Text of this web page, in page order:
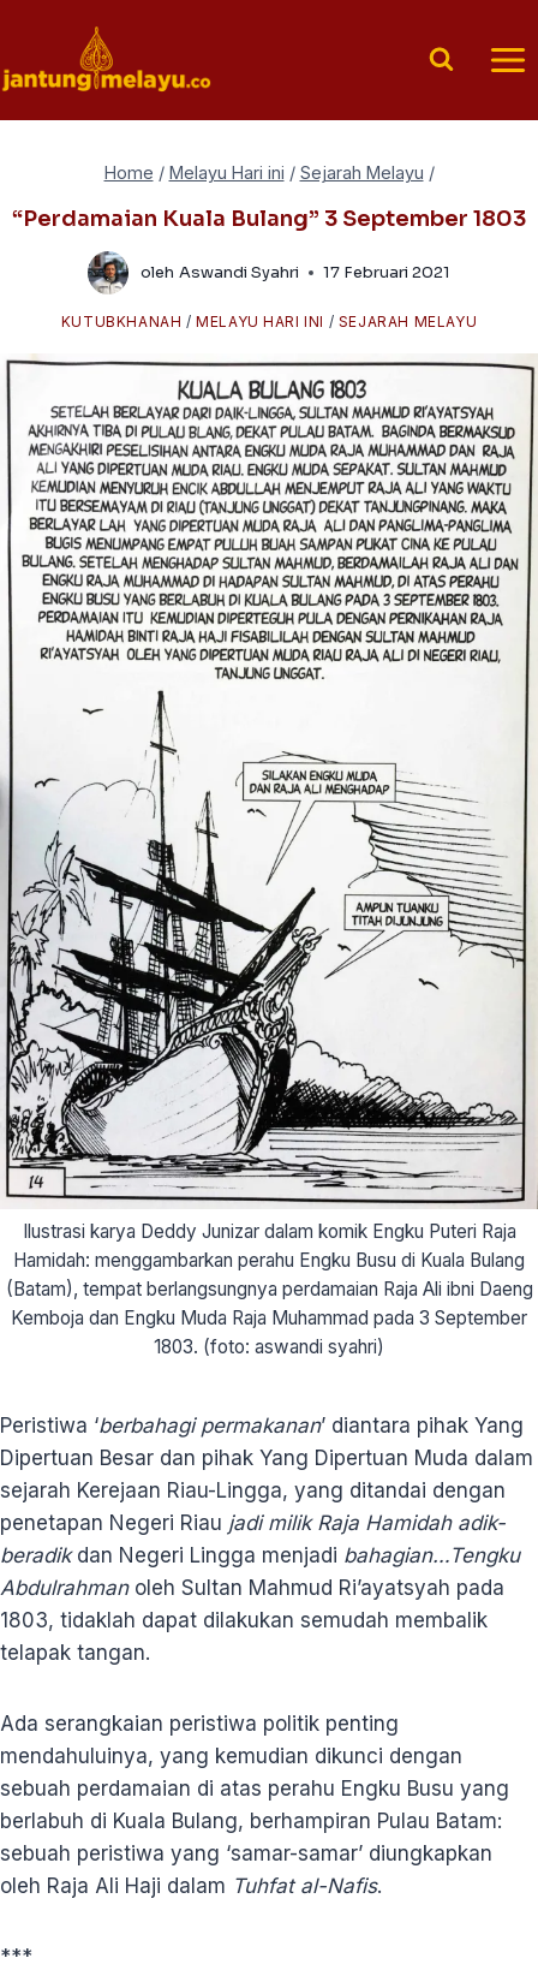
content
Home / Melayu Hari ini / Sejarah Melayu /
“Perdamaian Kuala Bulang” 3 September 1803
oleh Aswandi Syahri 17 Februari 2021
KUTUBKHANAH /MELAYU HARI INI / SEJARAH MELAYU
Ilustrasi karya Deddy Junizar dalam komik Engku Puteri Raja
Hamidah: menggambarkan perahu Engku Busu di Kuala Bulang
(Batam), tempat berlangsungnya perdamaian Raja Ali ibni Daeng
Kemboja dan Engku Muda Raja Muhammad pada 3 September
1803. (foto: aswandi syahri)
Peristiwa ‘berbahagi permakanan’ diantara pihak Yang
Dipertuan Besar dan pihak Yang Dipertuan Muda dalam
sejarah Kerejaan Riau-Lingga, yang ditandai dengan
penetapan Negeri Riau jadi milik Raja Hamidah adik-
beradikdan Negeri Lingga menjadi bahagian…Tengku
Abdulrahmanoleh Sultan Mahmud Ri’ayatsyah pada
1803, tidaklah dapat dilakukan semudah membalik
telapak tangan.
Ada serangkaian peristiwa politik penting
mendahuluinya, yang kemudian dikunci dengan
sebuah perdamaian di atas perahu Engku Busu yang
berlabuh di Kuala Bulang, berhampiran Pulau Batam:
sebuah peristiwa yang ‘samar-samar’ diungkapkan
oleh Raja Ali Haji dalam Tuhfat al-Nafis.
***